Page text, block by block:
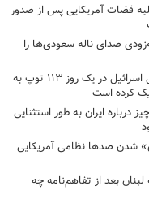
قضات آمریکایی پس از صدور
صدای ناله سعودی‌ها را
یونیفل: ارتش اسرائیل در یک روز ۱۱۳ توپ به
کرده است
درباره ایران به طور استثنایی
شدن صدها نظامی آمریکایی
بعد از تفاهم‌نامه چه